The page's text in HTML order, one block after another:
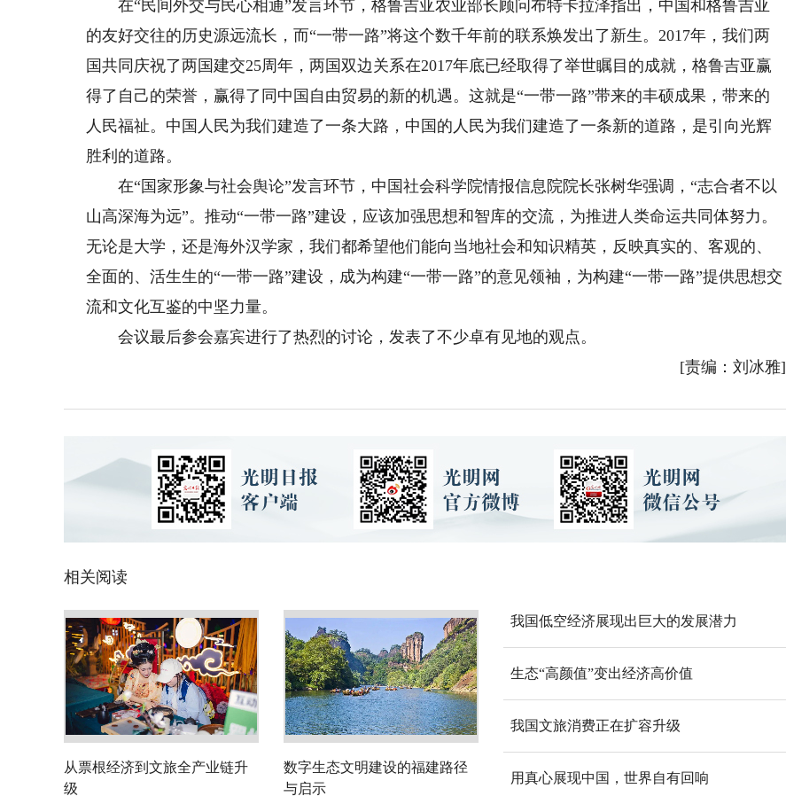
在“民间外交与民心相通”发言环节，格鲁吉亚农业部长顾问布特卡拉泽指出，中国和格鲁吉亚
的友好交往的历史源远流长，而“一带一路”将这个数千年前的联系焕发出了新生。2017年，我们两
国共同庆祝了两国建交25周年，两国双边关系在2017年底已经取得了举世瞩目的成就，格鲁吉亚赢
得了自己的荣誉，赢得了同中国自由贸易的新的机遇。这就是“一带一路”带来的丰硕成果，带来的
人民福祉。中国人民为我们建造了一条大路，中国的人民为我们建造了一条新的道路，是引向光辉
胜利的道路。
在“国家形象与社会舆论”发言环节，中国社会科学院情报信息院院长张树华强调，“志合者不以
山高深海为远”。推动“一带一路”建设，应该加强思想和智库的交流，为推进人类命运共同体努力。
无论是大学，还是海外汉学家，我们都希望他们能向当地社会和知识精英，反映真实的、客观的、
全面的、活生生的“一带一路”建设，成为构建“一带一路”的意见领袖，为构建“一带一路”提供思想交
流和文化互鉴的中坚力量。
会议最后参会嘉宾进行了热烈的讨论，发表了不少卓有见地的观点。
[责编：刘冰雅]
相关阅读
从票根经济到文旅全产业链升
级
数字生态文明建设的福建路径
与启示
我国低空经济展现出巨大的发展潜力
生态“高颜值”变出经济高价值
我国文旅消费正在扩容升级
用真心展现中国，世界自有回响